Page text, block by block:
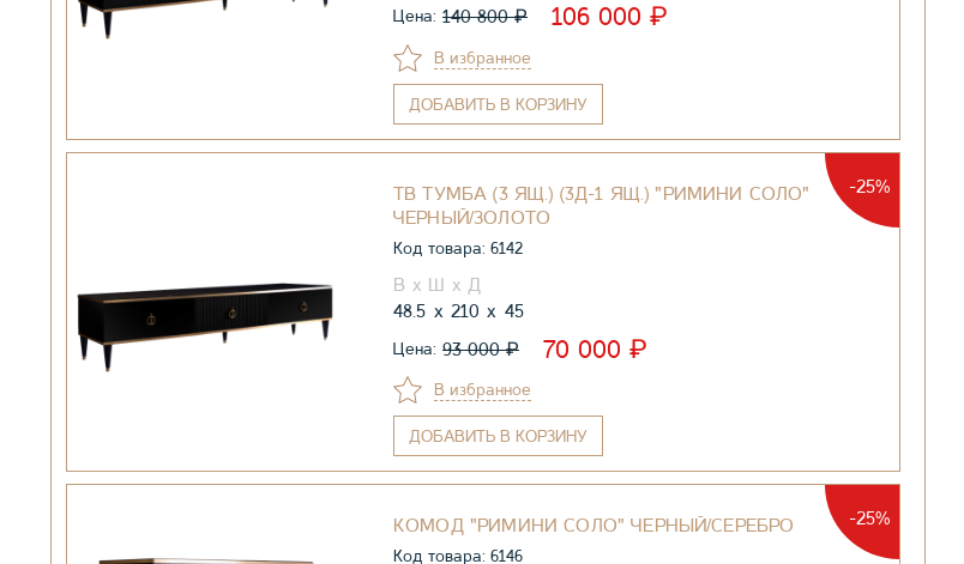
Цена: 140 800₽ 106 000 ₽
В избранное
ДОБАВИТЬ В КОРЗИНУ
-25%
ТВ ТУМБА (3 ЯЩ.) (3Д-1 ЯЩ.) "РИМИНИ СОЛО"
ЧЕРНЫЙ/ЗОЛОТО
Код товара: 6142
48.5 210 45
Цена: 93 000₽ 70 000 ₽
В избранное
ДОБАВИТЬ В КОРЗИНУ
-25%
КОМОД "РИМИНИ СОЛО" ЧЕРНЫЙ/СЕРЕБРО
Код товара: 6146